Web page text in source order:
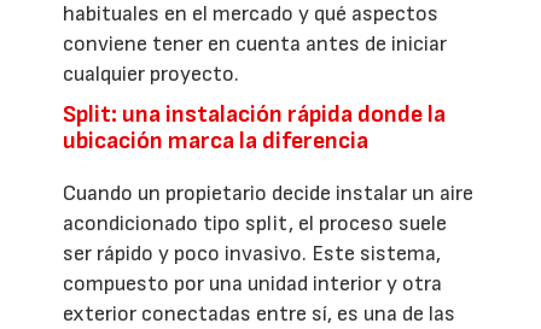
habituales en el mercado y qué aspectos
conviene tener en cuenta antes de iniciar
cualquier proyecto.
Split: una instalación rápida donde la
ubicación marca la diferencia
Cuando un propietario decide instalar un aire
acondicionado tipo split, el proceso suele
ser rápido y poco invasivo. Este sistema,
compuesto por una unidad interior y otra
exterior conectadas entre sí, es una de las